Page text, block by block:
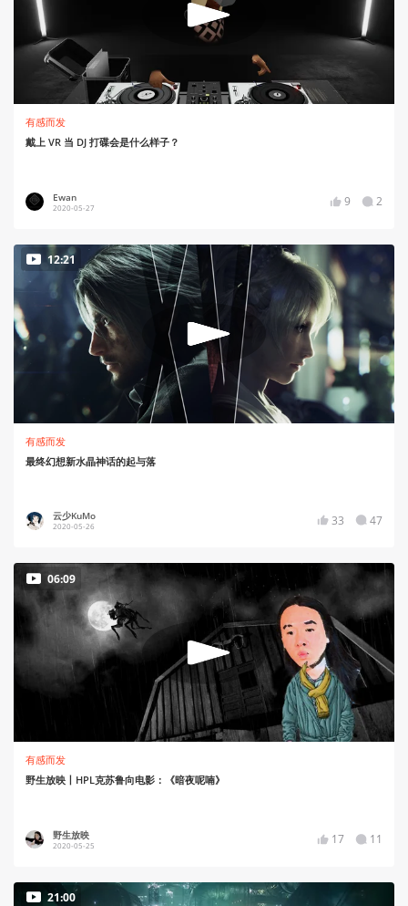
有感而发
戴上 VR 当 DJ 打碟会是什么样子？
Ewan
2020-05-27 9 2
12:21
有感而发
最终幻想新水晶神话的起与落
云少KuMo
2020-05-26 33 47
06:09
有感而发
野生放映丨HPL克苏鲁向电影：《暗夜呢喃》
野生放映
2020-05-25 17 11
21:00